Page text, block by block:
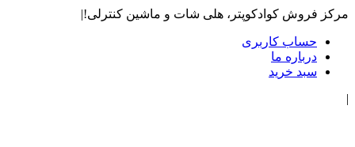
مرکز فروش کوادکوپتر، هلی شات و ماشین کنترلی!|
حساب کاربری
درباره ما
سبد خرید
|